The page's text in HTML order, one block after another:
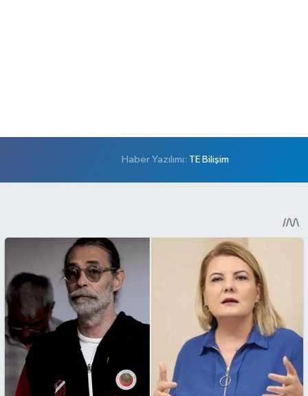
Haber Yazılımı: TE Bilişim